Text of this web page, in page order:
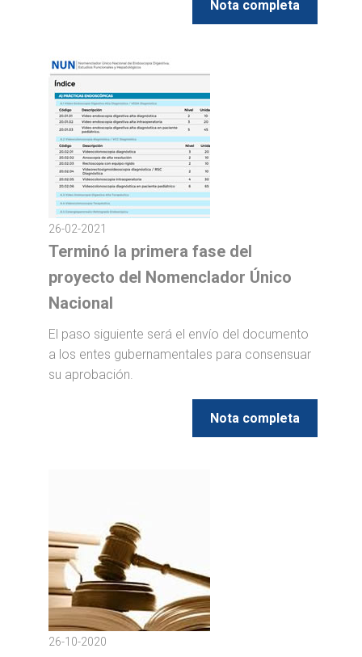
Nota completa
26-02-2021
Terminó la primera fase del
proyecto del Nomenclador Único
Nacional
El paso siguiente será el envío del documento
a los entes gubernamentales para consensuar
su aprobación.
Nota completa
26-10-2020